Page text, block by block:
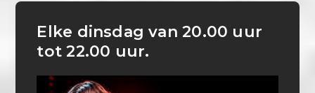
Elke dinsdag van 20.00 uur
tot 22.00 uur.